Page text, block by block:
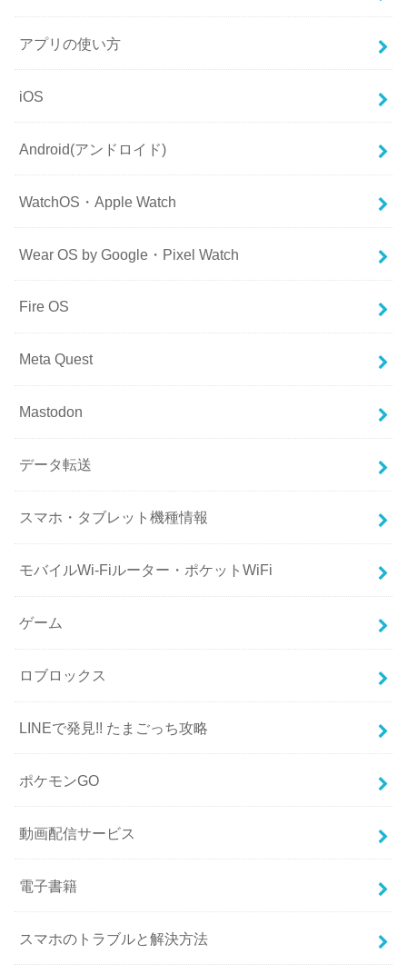
アプリの使い方
iOS
Android(アンドロイド)
WatchOS・Apple Watch
Wear OS by Google・Pixel Watch
Fire OS
Meta Quest
Mastodon
データ転送
スマホ・タブレット機種情報
モバイルWi-Fiルーター・ポケットWiFi
ゲーム
ロブロックス
LINEで発見!! たまごっち攻略
ポケモンGO
動画配信サービス
電子書籍
スマホのトラブルと解決方法